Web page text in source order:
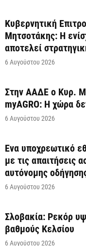
Κυβερνητική
Μητσοτάκης: Η
αποτελεί
6 Αυγούστου 2026
Στην ΑΑΔΕ ο Κυρ.
myAGRO: Η χώρα
6 Αυγούστου 2026
Ένα υποχρεωτικό
με τις απαιτήσεις
αυτόνομης
6 Αυγούστου 2026
Σλοβακία: Ρεκόρ
βαθμούς Κελσίου
6 Αυγούστου 2026